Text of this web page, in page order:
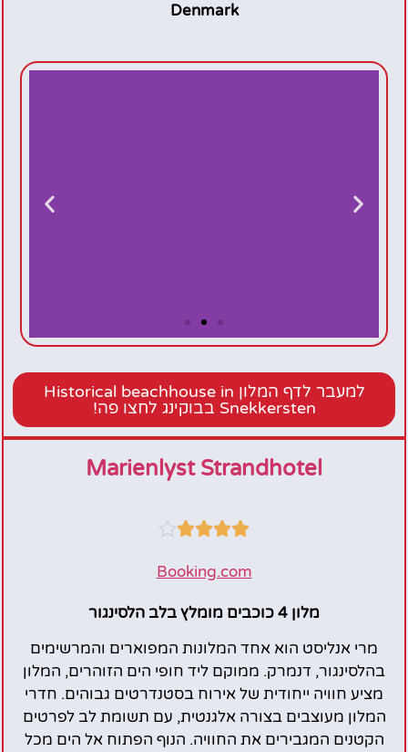
Denmark
Historical
beachhouseלמעבר לדף המלון Historical beachhouse in
Snekkersten בבוקינג לחצו פה!
Marienlyst Strandhotel





Booking.com
מלון 4 כוכבים מומלץ בלב הלסינגור
מרי אנליסט הוא אחד המלונות המפוארים והמרשימים
בהלסינגור, דנמרק. ממוקם ליד חופי הים הזוהרים, המלון
מציע חוויה ייחודית של אירוח בסטנדרטים גבוהים. חדרי
המלון מעוצבים בצורה אלגנטית, עם תשומת לב לפרטים
הקטנים המגבירים את החוויה. הנוף הפתוח אל הים מכל